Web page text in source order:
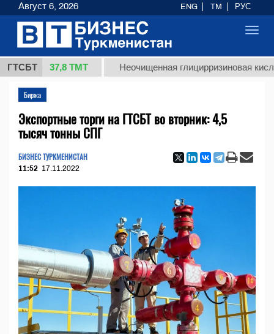
ГТСБТ
37,8 ТМТ Неочищенная глицирризиновая кислота
Биржа
Экспортные торги на ГТСБТ во вторник: 4,5
тысяч тонны СПГ
БИЗНЕС ТУРКМЕНИСТАН
11:52 17.11.2022
Август 6, 2026 ENG TM РУС